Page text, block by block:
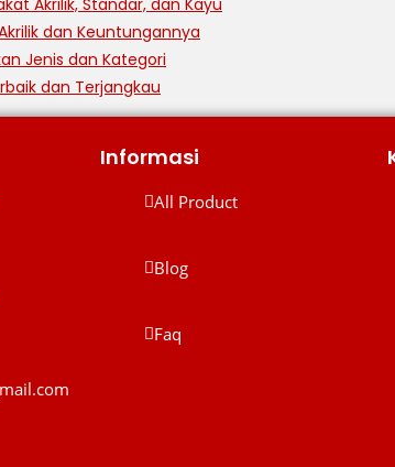
dan Keuntungannya
Jenis dan Kategori
dan Terjangkau
Informasi
All Product
Blog
Faq